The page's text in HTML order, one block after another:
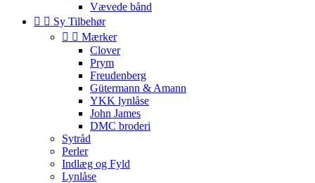
Vævede bånd
  Sy Tilbehør
  Mærker
Clover
Prym
Freudenberg
Gütermann & Amann
YKK lynlåse
John James
DMC broderi
Sytråd
Perler
Indlæg og Fyld
Lynlåse